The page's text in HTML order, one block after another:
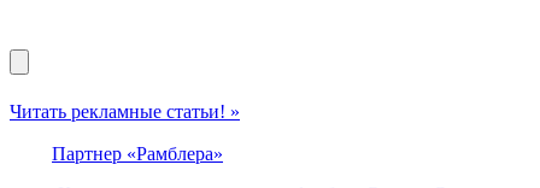
Читать рекламные статьи! »
Партнер «Рамблера»